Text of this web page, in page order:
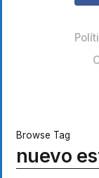
Browse Tag
nuevo